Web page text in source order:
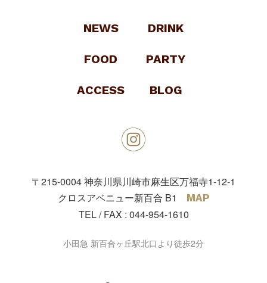
NEWS DRINK
FOOD PARTY
ACCESS BLOG
〒215-0004神奈川県川崎市麻生区万福寺1-12-1
クロスアベニュー新百合 B1
MAP
TEL / FAX : 044-954-1610
小田急 新百合ヶ丘駅北口より徒歩2分